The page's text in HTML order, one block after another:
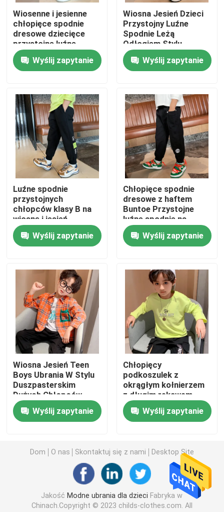
O nas
Łączność
Produkty
Modne ubrania dla dzieci
Odzież dla małych dziewczynek
Ubrania dla nastoletnich chłopców
Zestaw odzieży dla dzieci
Spodnie dziecięce
Odzież dziecięca
Modna Odzież Dziecięca
Dziecięce Swetry Kardiganowe
Dziecięca odzież chroniąca przed słońcem
Letnie ubrania dla dzieci
Zimowe ubrania dla dzieci
Wiosenne i jesienne
chłopięce spodnie
dresowe dziecięce
przystojne luźne
spodnie haftowane
Wyślij zapytanie
Wiosna Jesień Dzieci
Przystojny Luźne
Spodnie Leżą
Odłogiem Stylu
Wyślij zapytanie
Luźne spodnie
przystojnych
chłopców klasy B na
wiosnę i jesień
Wyślij zapytanie
Chłopięce spodnie
dresowe z haftem
Buntoe Przystojne
luźne spodnie na
wiosnę i jesień
Wyślij zapytanie
Wiosna Jesień Teen
Boys Ubrania W Stylu
Duszpasterskim
Dużych Chłopców
Kratę Koszula
Wyślij zapytanie
Chłopięcy
podkoszulek z
okrągłym kołnierzem
z długim rękawem
Delikatny miękki
przyjazny dla skóry
Wyślij zapytanie
Dom O nas Skontaktuj się z nami Desktop Site
Jakość Modne ubrania dla dzieci Fabryka w
Chinach.Copyright © 2023 childs-clothes.com. All